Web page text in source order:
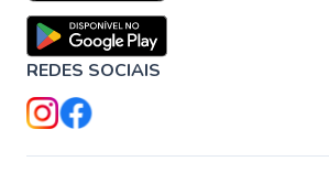
REDES SOCIAIS